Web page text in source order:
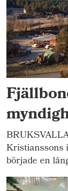
Kristianssons
började en